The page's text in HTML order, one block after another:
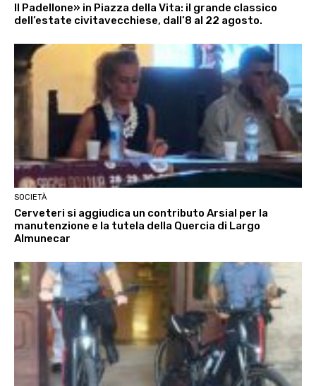
Il Padellone» in Piazza della Vita: il grande classico
dell’estate civitavecchiese, dall’8 al 22 agosto.
SOCIETÀ
Cerveteri si aggiudica un contributo Arsial per la
manutenzione e la tutela della Quercia di Largo
Almunecar